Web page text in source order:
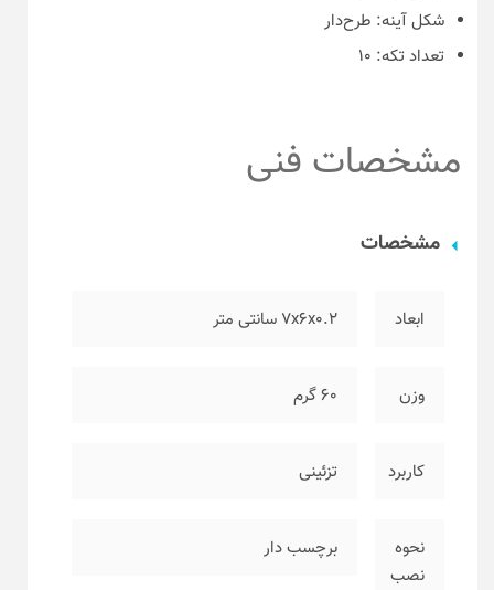
شکل آینه: طرح‌دار
تعداد تکه: ۱۰
مشخصات فنی
مشخصات
ابعاد ۷x6x0.2 سانتی متر
وزن ۶۰ گرم
کاربرد تزئینی
نحوه
نصب
برچسب دار